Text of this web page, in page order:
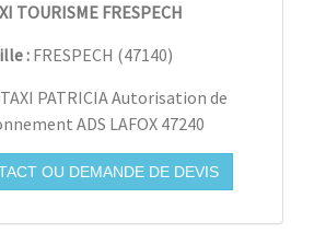
TOURISME FRESPECH
: FRESPECH (47140)
TAXI PATRICIA Autorisation de
ADS LAFOX 47240
OU DEMANDE DE DEVIS